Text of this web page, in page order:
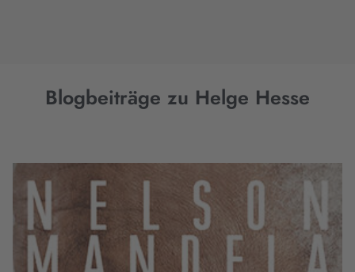
Blogbeiträge zu Helge Hesse